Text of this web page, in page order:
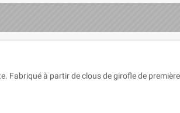
Fabriqué à partir de clous de girofle de